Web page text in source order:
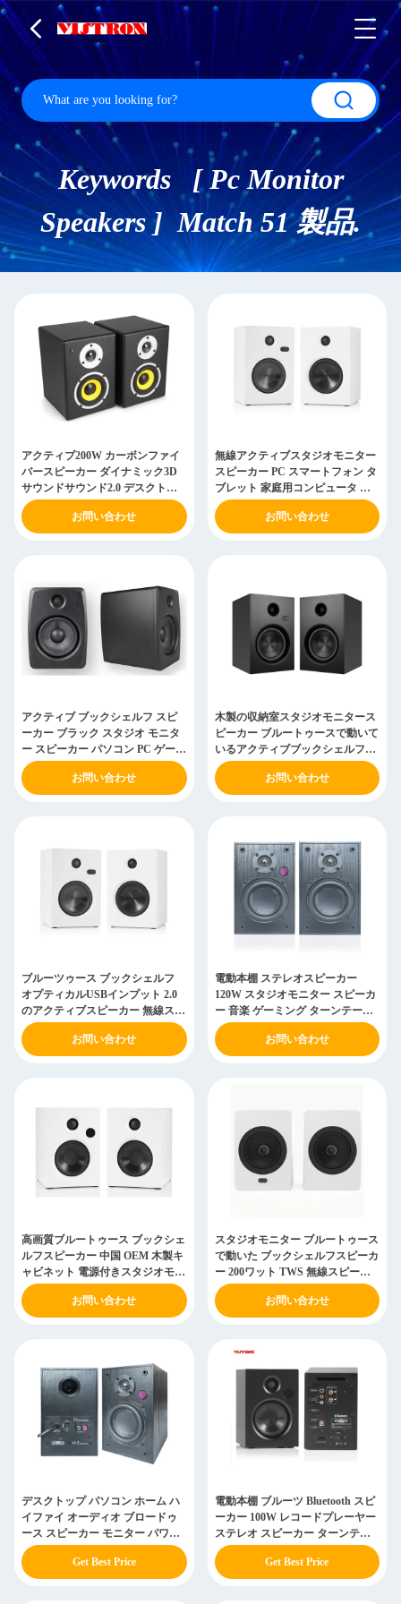
Keywords [ Pc Monitor
Speakers ] Match 51 製品.
アクティブ200W カーボンファイ
バースピーカー ダイナミック3D
サウンドサウンド2.0 デスクトッ
プPCモニタースピーカー
お問い合わせ
無線アクティブスタジオモニター
スピーカー PC スマートフォン タ
ブレット 家庭用コンピュータ ス
ピーカー
お問い合わせ
アクティブ ブックシェルフ スピ
ーカー ブラック スタジオ モニタ
ー スピーカー パソコン PC ゲーム
モニター
お問い合わせ
木製の収納室スタジオモニタース
ピーカー ブルートゥースで動いて
いるアクティブブックシェルフス
ピーカー0
お問い合わせ
ブルーツゥース ブックシェルフ
オプティカルUSBインプット 2.0
のアクティブスピーカー 無線スタ
ジオモニタースピーカー
お問い合わせ
電動本棚 ステレオスピーカー
120W スタジオモニター スピーカ
ー 音楽 ゲーミング ターンテーブ
ル
お問い合わせ
高画質ブルートゥース ブックシェ
ルフスピーカー 中国 OEM 木製キ
ャビネット 電源付きスタジオモニ
タースピーカー 3.5 "アクティブ近
野スピーカーお問い合わせ
スタジオモニター ブルートゥース
で動いた ブックシェルフスピーカ
ー 200ワット TWS 無線スピーカ
ー
お問い合わせ
デスクトップ パソコン ホーム ハ
イファイ オーディオ ブロードゥ
ース スピーカー モニター パワー
スピーカー
Get Best Price
電動本棚 ブルーツ Bluetooth スピ
ーカー 100W レコードプレーヤー
ステレオ スピーカー ターンテー
ブルPCテレビ
Get Best Price